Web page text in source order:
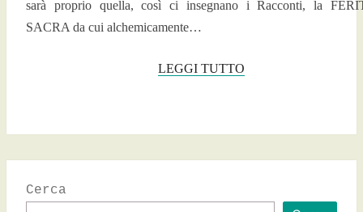
sarà proprio quella, così ci insegnano i Racconti, la
SACRA da cui alchemicamente…
LEGGI TUTTOLEGGI
Cerca